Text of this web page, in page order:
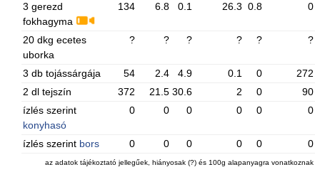
3 gerezd
fokhagyma
134 6.8 0.1 26.3 0.8 0
20 dkg ecetes
uborka
? ? ? ? ? ?
3 db tojássárgája 54 2.4 4.9 0.1 0
272
2 dl tejszín
372 21.5 30.6 2 0
90
ízlés szerint
konyhasó
0 0 0 0 0 0
ízlés szerint bors 0 0 0 0 0 0
az adatok tájékoztató jellegűek, hiányosak (?) és 100g alapanyagra vonatkoznak